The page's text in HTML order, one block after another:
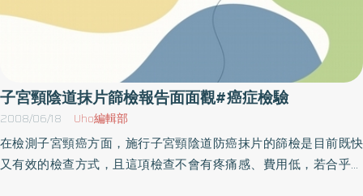
治療。其先決條件是癌細胞未發生轉移現象，否則只能用抗男性荷
爾蒙製劑或睪丸切除術來延長病人的壽命。馮超傑醫師特別強調，
為了要早期診斷攝護腺癌，民眾和醫生必須站在主動的立場去發現
攝護腺癌症，不能等待癌症來告訴我們，否則為時已晚。研究發現
攝護腺有遺傳的傾向，馮超傑醫師並指出，攝護腺癌會造成血清中
的攝護腺特異抗原(PSA)值上升，有些病患可經由肛門指診觸摸到攝
護腺癌形成的硬結。由於攝護腺癌好發於五十歲以上的男性，因此
此年齡以上必須每年抽血檢測PSA數值，及接受肛門指診。而家族
中有罹患攝護腺癌的親屬，上述檢查要提前到四十歲開始做，當發
子宮頸陰道抹片篩檢報告面面觀#癌症檢驗
2008/06/18 Uho編輯部
在檢測子宮頸癌方面，施行子宮頸陰道防癌抹片的篩檢是目前既快
又有效的檢查方式，且這項檢查不會有疼痛感、費用低，若合乎某